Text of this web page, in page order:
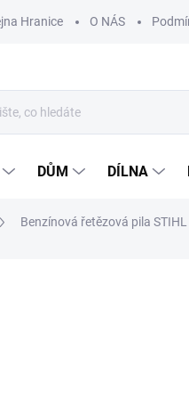
Hranice O NÁS
DŮM DÍLNA
Benzínová řetězová pila